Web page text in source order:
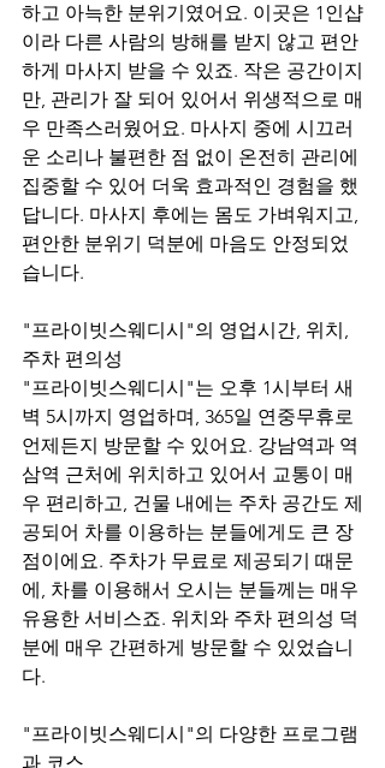
하고 아늑한 분위기였어요. 이곳은 1인샵
이라 다른 사람의 방해를 받지 않고 편안
하게 마사지 받을 수 있죠. 작은 공간이지
만, 관리가 잘 되어 있어서 위생적으로 매
우 만족스러웠어요. 마사지 중에 시끄러
운 소리나 불편한 점 없이 온전히 관리에
집중할 수 있어 더욱 효과적인 경험을 했
답니다. 마사지 후에는 몸도 가벼워지고,
편안한 분위기 덕분에 마음도 안정되었
습니다.
"프라이빗스웨디시"의 영업시간, 위치,
주차 편의성
"프라이빗스웨디시"는 오후 1시부터 새
벽 5시까지 영업하며, 365일 연중무휴로
언제든지 방문할 수 있어요. 강남역과 역
삼역 근처에 위치하고 있어서 교통이 매
우 편리하고, 건물 내에는 주차 공간도 제
공되어 차를 이용하는 분들에게도 큰 장
점이에요. 주차가 무료로 제공되기 때문
에, 차를 이용해서 오시는 분들께는 매우
유용한 서비스죠. 위치와 주차 편의성 덕
분에 매우 간편하게 방문할 수 있었습니
다.
"프라이빗스웨디시"의 다양한 프로그램
과 코스